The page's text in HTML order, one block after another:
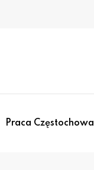
Praca Częstochowa